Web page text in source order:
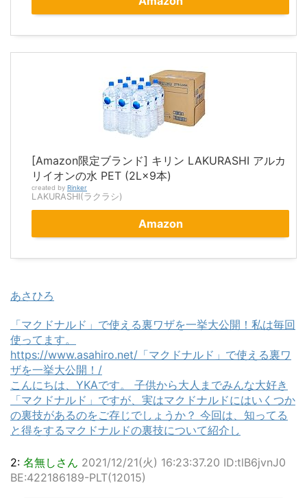
[Amazon限定ブランド] キリン LAKURASHI アルカ
リイオンの水 PET (2L×9本)
created by Rinker
LAKURASHI(ラクラシ)
Amazon
あさひろ
「マクドナルド」で使える裏ワザを一挙大公開！私は毎回
使ってます。
https://www.asahiro.net/「マクドナルド」で使える裏ワ
ザを一挙大公開！/
こんにちは、YKAです。 子供から大人までみんな大好き
「マクドナルド」ですが、実はマクドナルドにはいくつか
の裏技があるのをご存じでしょうか？ 今回は、知ってる
と得をするマクドナルドの裏技について紹介し
2: 名無しさん 2021/12/21(火) 16:23:37.20 ID:tlB6jvnJ0
BE:422186189-PLT(12015)